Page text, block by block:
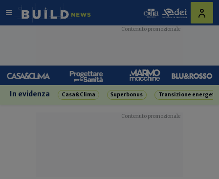
In evidenza Casa&Clima Superbonus Transizione